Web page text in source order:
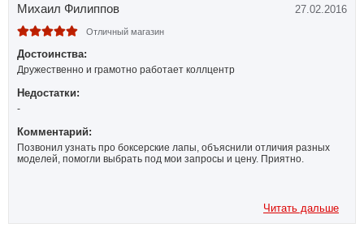
Михаил Филиппов 27.02.2016
Отличный магазин
Достоинства:
Дружественно и грамотно работает коллцентр
Недостатки:
-
Комментарий:
Позвонил узнать про боксерские лапы, объяснили отличия разных
моделей, помогли выбрать под мои запросы и цену. Приятно.
Читать дальше